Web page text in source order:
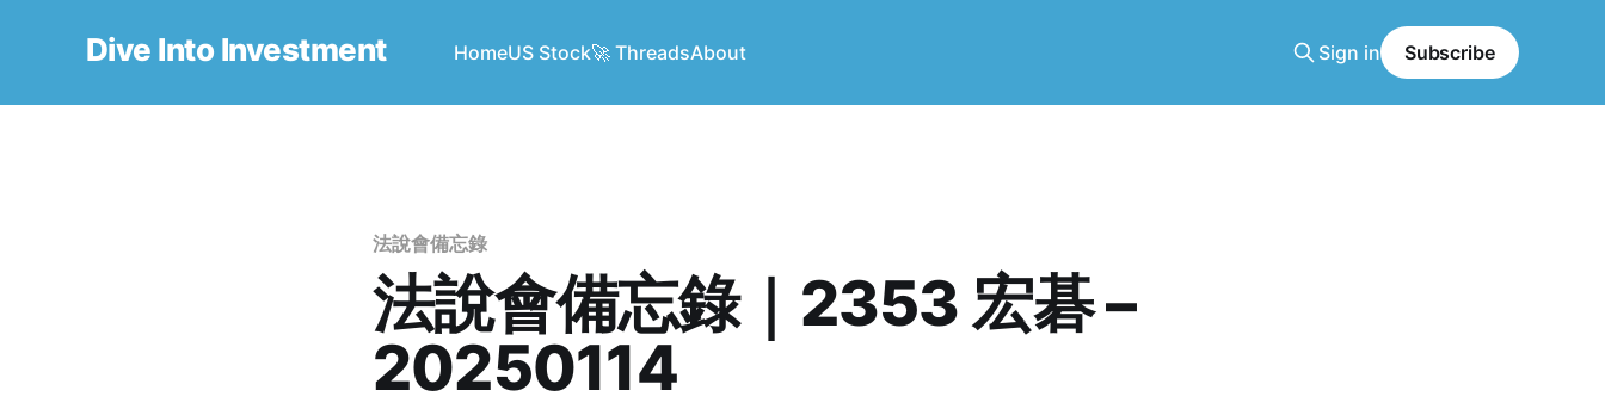
Dive Into Investment HomeUS Stock🚀 ThreadsAbout Sign in Subscribe
法說會備忘錄
法說會備忘錄｜2353 宏碁 –
20250114